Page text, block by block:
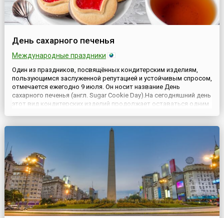
День сахарного печенья
Международные праздники
Один из праздников, посвящённых кондитерским изделиям,
пользующимся заслуженной репутацией и устойчивым спросом,
отмечается ежегодно 9 июля. Он носит название День
сахарного печенья (англ. Sugar Cookie Day).На сегодняшний день
этот вид кондитерских изделий продолжает оставаться одним